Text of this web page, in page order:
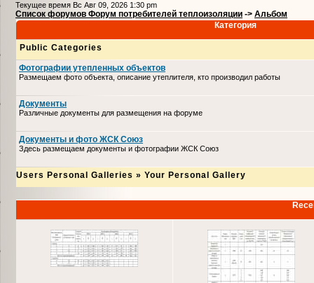
Текущее время Вс Авг 09, 2026 1:30 pm
Список форумов Форум потребителей теплоизоляции -> Альбом
Категория
Public Categories
Фотографии утепленных объектов
Размещаем фото объекта, описание утеплителя, кто производил работы
Документы
Различные документы для размещения на форуме
Документы и фото ЖСК Союз
Здесь размещаем документы и фотографии ЖСК Союз
Users Personal Galleries » Your Personal Gallery